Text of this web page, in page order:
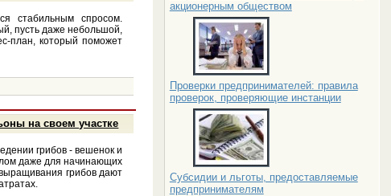
акционерным обществом
Проверки предпринимателей: правила
проверок, проверяющие инстанции
Субсидии и льготы, предоставляемые
предпринимателям
стабильным спросом.
пусть даже небольшой,
план, который поможет
на своем участке
грибов - вешенок и
даже для начинающих
грибов дают